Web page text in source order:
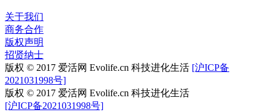
关于我们
商务合作
版权声明
招贤纳士
版权 © 2017 爱活网 Evolife.cn 科技进化生活 [沪ICP备
2021031998号]
版权 © 2017 爱活网 Evolife.cn 科技进化生活
[沪ICP备2021031998号]